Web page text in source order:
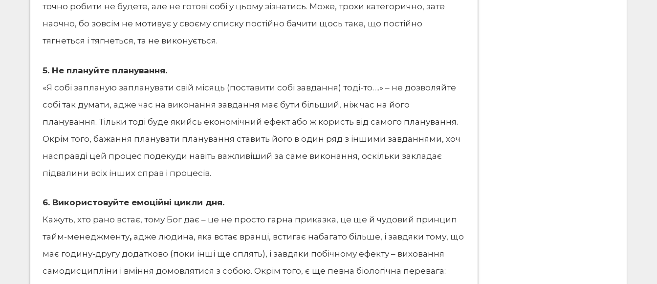
точно робити не будете, але не готові собі у цьому зізнатись. Може, трохи категорично, зате
наочно, бо зовсім не мотивує у своєму списку постійно бачити щось таке, що постійно
тягнеться і тягнеться, та не виконується.
5. Не плануйте планування.
«Я собі запланую запланувати свій місяць (поставити собі завдання) тоді-то….» – не дозволяйте
собі так думати, адже час на виконання завдання має бути більший, ніж час на його
планування. Тільки тоді буде якийсь економічний ефект або ж користь від самого планування.
Окрім того, бажання планувати планування ставить його в один ряд з іншими завданнями, хоч
насправді цей процес подекуди навіть важливіший за саме виконання, оскільки закладає
підвалини всіх інших справ і процесів.
6. Використовуйте емоційні цикли дня.
Кажуть, хто рано встає, тому Бог дає – це не просто гарна приказка, це ще й чудовий принцип
тайм-менеджменту, адже людина, яка встає вранці, встигає набагато більше, і завдяки тому, що
має годину-другу додатково (поки інші ще сплять), і завдяки побічному ефекту – виховання
самодисципліни і вміння домовлятися з собою. Окрім того, є ще певна біологічна перевага: